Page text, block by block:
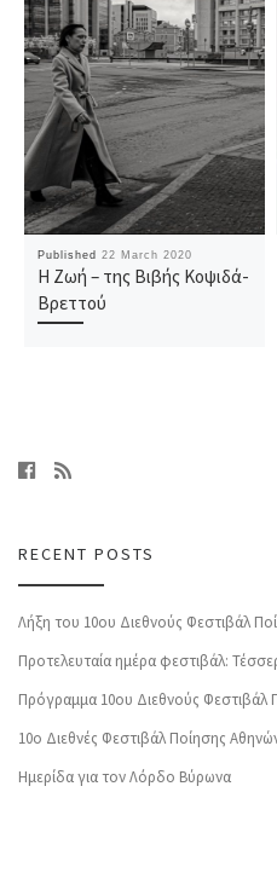
Published 22 March 2020
Η Ζωή – της Bιβής Κοψιδά-
Βρεττού
RECENT POSTS
Λήξη του 10ου Διεθνούς Φεστιβάλ
Προτελευταία ημέρα φεστιβάλ:
Πρόγραμμα 10ου Διεθνούς Φεστιβάλ
10o Διεθνές Φεστιβάλ Ποίησης
Ημερίδα για τον Λόρδο Βύρωνα